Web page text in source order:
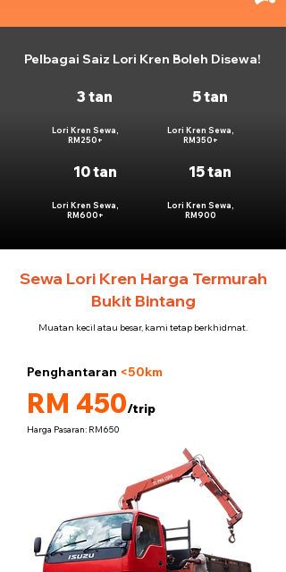
Pelbagai Saiz Lori Kren Boleh Disewa!
3 tan
Lori Kren Sewa,
RM250+
10 tan
Lori Kren Sewa,
RM600+
5 tan
Lori Kren Sewa,
RM350+
15 tan
Lori Kren Sewa,
RM900
Sewa Lori Kren Harga Termurah
Bukit Bintang
Muatan kecil atau besar, kami tetap berkhidmat.
Penghantaran <50km
RM 450/trip
Harga Pasaran: RM650